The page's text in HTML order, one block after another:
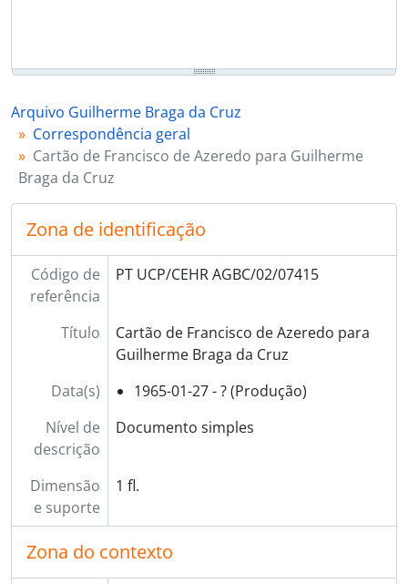
Arquivo Guilherme Braga da Cruz
Correspondência geral
Cartão de Francisco de Azeredo para Guilherme
Braga da Cruz
Zona de identificação
Código de
referência
PT UCP/CEHR AGBC/02/07415
Título
Cartão de Francisco de Azeredo para
Guilherme Braga da Cruz
Data(s)
1965-01-27 - ? (Produção)
Nível de
descrição
Documento simples
Dimensão
e suporte
1 fl.
Zona do contexto